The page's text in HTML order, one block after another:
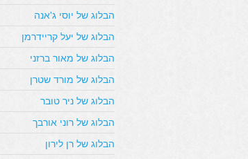
הבלוג של יוסי ג'אנה
הבלוג של יעל קריידרמן
הבלוג של מאור ברזני
הבלוג של מורד שטרן
הבלוג של ניר טובר
הבלוג של רוני אורבך
הבלוג של רן לירון